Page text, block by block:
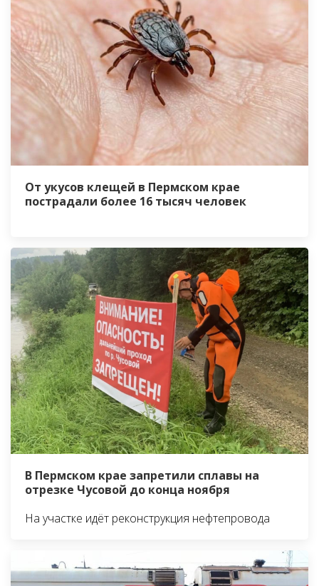
От укусов клещей в Пермском крае
пострадали более 16 тысяч человек
В Пермском крае запретили сплавы на
отрезке Чусовой до конца ноября
На участке идёт реконструкция нефтепровода